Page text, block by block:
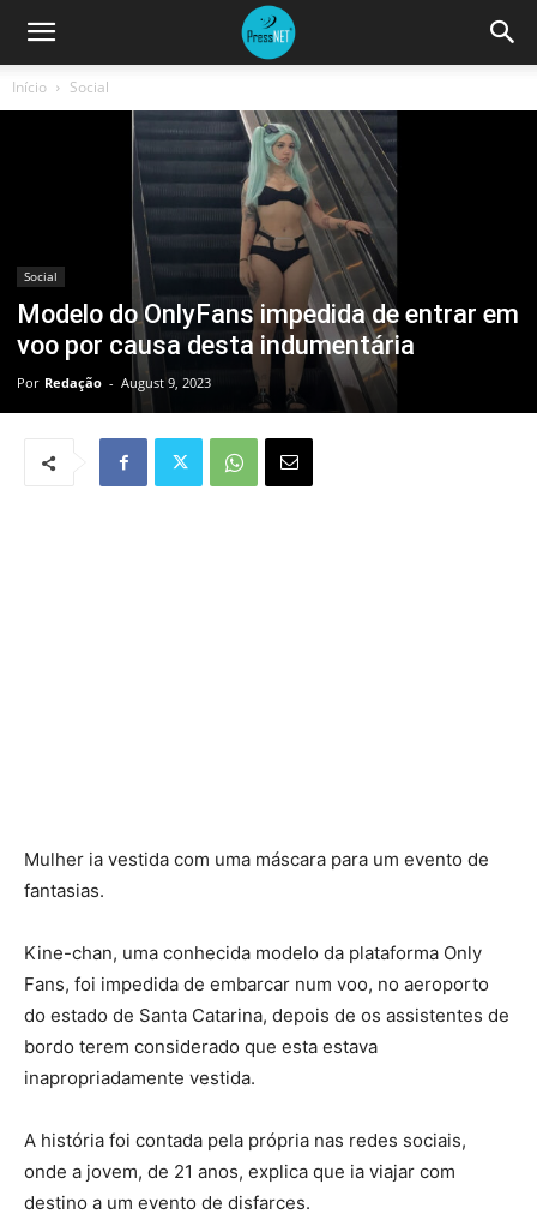
Início Social
Social
Modelo do OnlyFans impedida de entrar em
voo por causa desta indumentária
Por Redação - August 9, 2023
Mulher ia vestida com uma máscara para um evento de
fantasias.
Kine-chan, uma conhecida modelo da plataforma Only
Fans, foi impedida de embarcar num voo, no aeroporto
do estado de Santa Catarina, depois de os assistentes de
bordo terem considerado que esta estava
inapropriadamente vestida.
A história foi contada pela própria nas redes sociais,
onde a jovem, de 21 anos, explica que ia viajar com
destino a um evento de disfarces.